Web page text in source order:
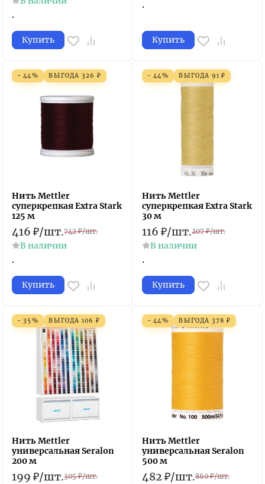
.
Купить
.
Купить
- 44% ВЫГОДА 326 ₽
Нить Mettler
суперкрепкая Extra Stark
125 м
416 ₽/шт.742 ₽/шт.
В наличии
.
Купить
- 44% ВЫГОДА 91 ₽
Нить Mettler
суперкрепкая Extra Stark
30 м
116 ₽/шт.207 ₽/шт.
В наличии
.
Купить
- 35% ВЫГОДА 106 ₽
Нить Mettler
универсальная Seralon
200 м
199 ₽/шт.305 ₽/шт.
- 44% ВЫГОДА 378 ₽
Нить Mettler
универсальная Seralon
500 м
482 ₽/шт.860 ₽/шт.